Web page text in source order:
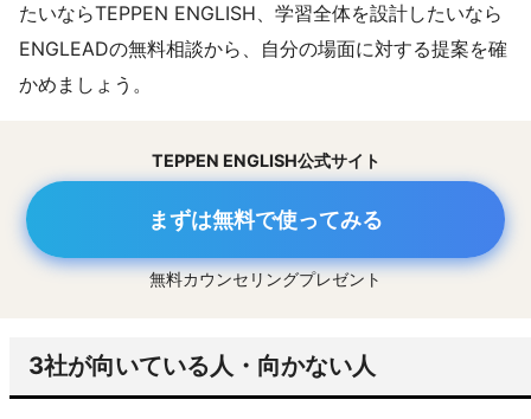
たいならTEPPEN ENGLISH、学習全体を設計したいなら
ENGLEADの無料相談から、自分の場面に対する提案を確
かめましょう。
TEPPEN ENGLISH公式サイト
まずは無料で使ってみる
無料カウンセリングプレゼント
3社が向いている人・向かない人